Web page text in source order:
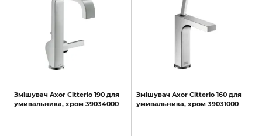
Змішувач Axor Citterio 190 для
умивальника, хром 39034000
Змішувач Axor Citterio 160 для
умивальника, хром 39031000